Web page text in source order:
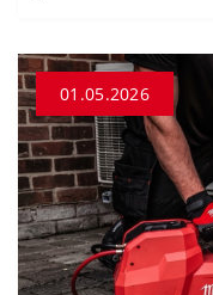
01.05.2026